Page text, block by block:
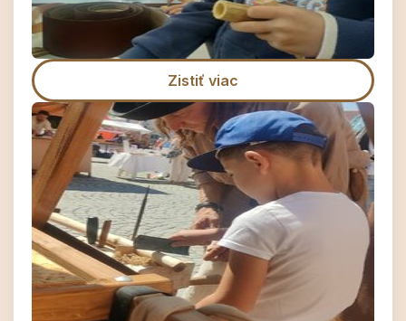
Zistiť viac